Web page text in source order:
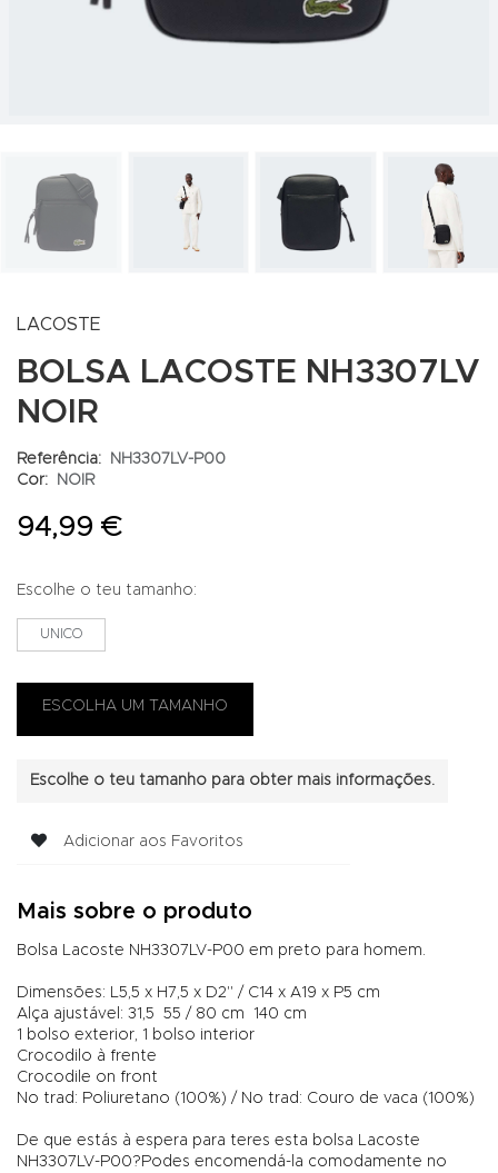
LACOSTE
BOLSA LACOSTE NH3307LV
NOIR
Referência:
NH3307LV-P00
Cor:
NOIR
94,99 €
Escolhe o teu tamanho:
UNICO
Escolhe o teu tamanho para obter mais informações.
Adicionar aos Favoritos
Mais sobre o produto
Bolsa Lacoste NH3307LV-P00 em preto para homem.
Dimensões: L5,5 x H7,5 x D2" / C14 x A19 x P5 cm
Alça ajustável: 31,5  55 / 80 cm  140 cm
1 bolso exterior, 1 bolso interior
Crocodilo à frente
Crocodile on front
No trad: Poliuretano (100%) / No trad: Couro de vaca (100%)
De que estás à espera para teres esta bolsa Lacoste
NH3307LV-P00?Podes encomendá-la comodamente no